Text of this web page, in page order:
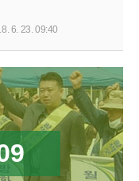
6. 23. 09:40